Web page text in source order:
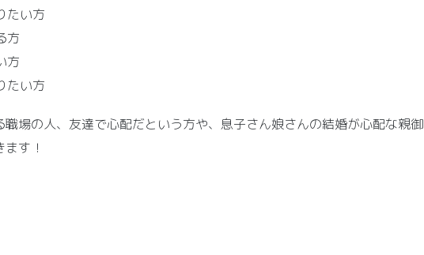
たい方
方
方
たい方
場の人、友達で心配だという方や、息子さん娘さんの結婚が心配な親御
す！